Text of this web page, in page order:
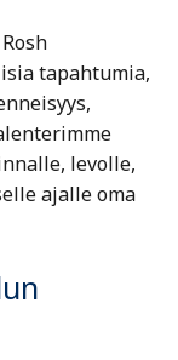
tapahtumia,
levolle,
ajalle oma